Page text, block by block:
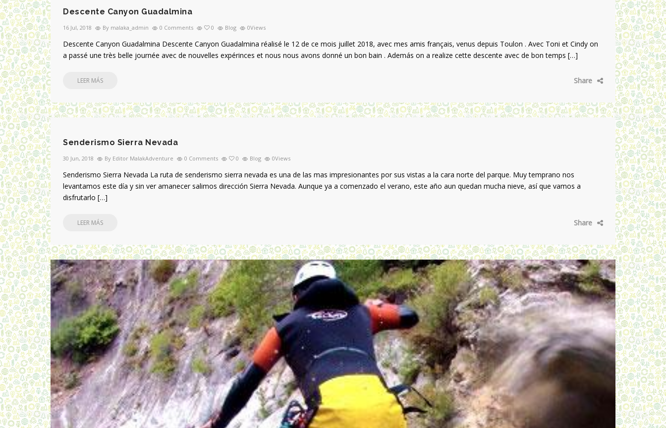
Descente Canyon Guadalmina
16 Jul, 2018 By malaka_admin 0 Comments 0 Blog 0Views
Descente Canyon Guadalmina Descente Canyon Guadalmina réalisé le 12 de ce mois juillet 2018, avec mes amis français, venus depuis Toulon . Avec Toni et Cindy on
a passé une très belle journée avec de nouvelles expérinces et nous nous avons donné un bon bain . Además on a realize cette descente avec de bon temps […]
Share
LEER MÁS
Senderismo Sierra Nevada
30 Jun, 2018 By Editor MalakAdventure 0 Comments 0 Blog 0Views
Senderismo Sierra Nevada La ruta de senderismo sierra nevada es una de las mas impresionantes por sus vistas a la cara norte del parque. Muy temprano nos
levantamos este día y sin ver amanecer salimos dirección Sierra Nevada. Aunque ya a comenzado el verano, este año aun quedan mucha nieve, así que vamos a
disfrutarlo […]
Share
LEER MÁS